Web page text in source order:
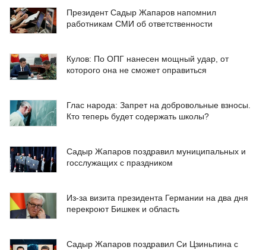
Президент Садыр Жапаров напомнил
работникам СМИ об ответственности
Кулов: По ОПГ нанесен мощный удар, от
которого она не сможет оправиться
Глас народа: Запрет на добровольные взносы.
Кто теперь будет содержать школы?
Садыр Жапаров поздравил муниципальных и
госслужащих с праздником
Из-за визита президента Германии на два дня
перекроют Бишкек и область
Садыр Жапаров поздравил Си Цзиньпина с